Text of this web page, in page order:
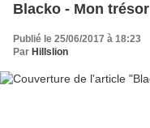
Blacko - Mon trésor
Publié le 25/06/2017 à 18:23
Par Hillslion